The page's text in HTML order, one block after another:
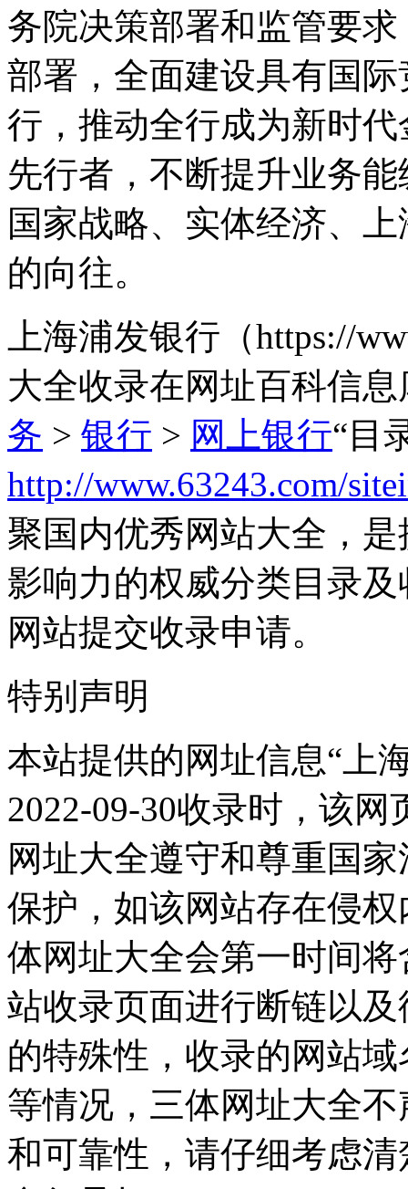
务院决策部署和监管要
部署，全面建设具有国
行，推动全行成为新时
先行者，不断提升业务
国家战略、实体经济、
的向往。
上海浦发银行（https://
大全收录在网址百科信
务 > 银行 > 网上银行“目
http://www.63243.com/
聚国内优秀网站大全，
影响力的权威分类目录
网站提交收录申请。
特别声明
本站提供的网址信息“上
2022-09-30收录时，该
网址大全遵守和尊重国
保护，如该网站存在侵
体网址大全会第一时间
站收录页面进行断链以
的特殊性，收录的网站
等情况，三体网址大全
和可靠性，请仔细考虑